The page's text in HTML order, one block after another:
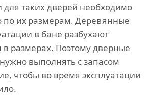
таких дверей необходимо
по их размерам. Деревянные
в бане разбухают
в размерах. Поэтому дверные
выполнять с запасом
чтобы во время эксплуатации